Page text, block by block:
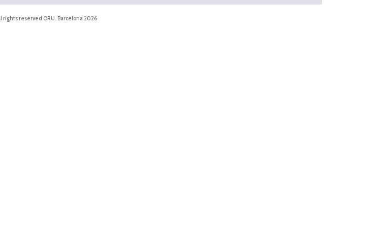
rights reserved ORU. Barcelona 2026